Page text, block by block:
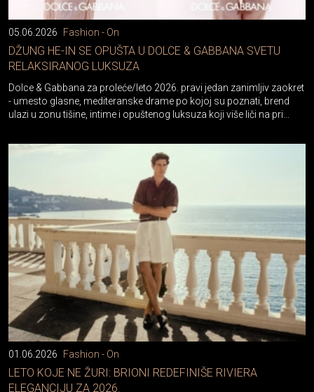
05.06.2026 Fashion - On
DŽUNG HE-IN SE OPUŠTA U DOLCE & GABBANA SVETU
RELAKSIRANOG LUKSUZA
Dolce & Gabbana za proleće/leto 2026. pravi jedan zanimljiv zaokret
- umesto glasne, mediteranske drame po kojoj su poznati, brend
ulazi u zonu tišine, intime i opuštenog luksuza koji više liči na pri...
01.06.2026 Fashion - On
LETO KOJE NE ŽURI: BRIONI REDEFINIŠE RIVIERA
ELEGANCIJU ZA 2026.